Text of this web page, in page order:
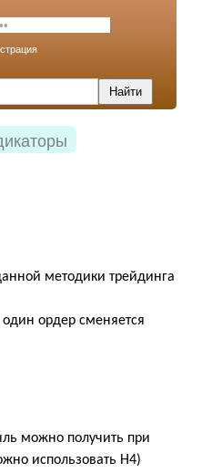
методики трейдинга
ордер сменяется
можно получить при
использовать Н4)